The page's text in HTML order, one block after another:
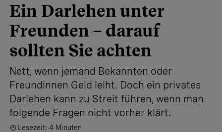
Ein Darlehen unter
Freunden – darauf
sollten Sie achten
Nett, wenn jemand Bekannten oder
Freundinnen Geld leiht. Doch ein privates
Darlehen kann zu Streit führen, wenn man
folgende Fragen nicht vorher klärt.
Lesezeit: 4 Minuten